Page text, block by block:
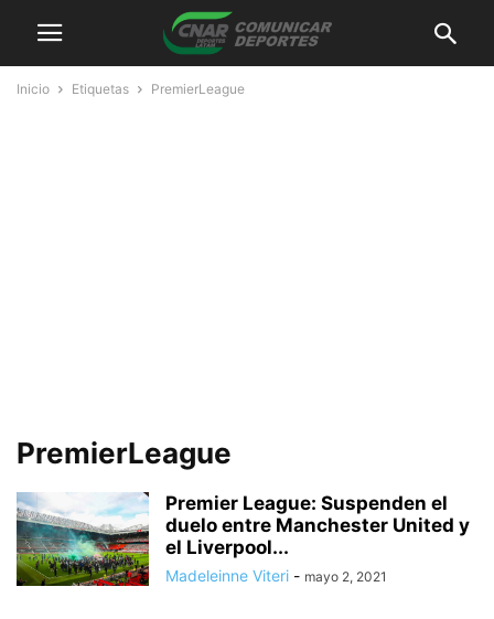
Inicio Etiquetas PremierLeague
PremierLeague
Premier League: Suspenden el
duelo entre Manchester United y
el Liverpool...
Madeleinne Viteri - mayo 2, 2021